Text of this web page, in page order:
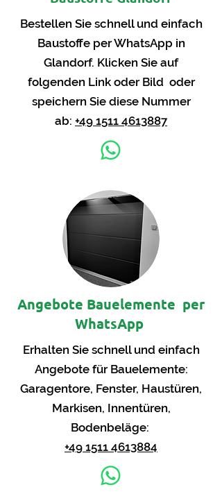
Bestellen Sie schnell und einfach
Baustoffe per WhatsApp in
Glandorf. Klicken Sie auf
folgenden Link oder Bild oder
speichern Sie diese Nummer
ab: +49 1511 4613887
Angebote Bauelemente per
WhatsApp
Erhalten Sie schnell und einfach
Angebote für Bauelemente:
Garagentore, Fenster, Haustüren,
Markisen, Innentüren,
Bodenbeläge:
+49 1511 4613884